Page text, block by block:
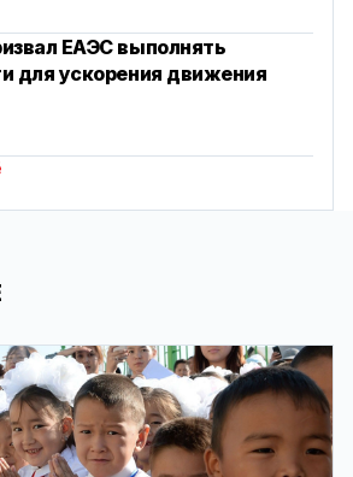
ЕАЭС выполнять
для ускорения движения